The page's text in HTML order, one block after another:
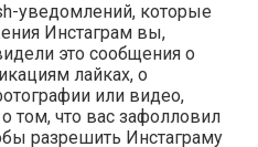
уведомлений, которые
Инстаграм вы,
это сообщения о
лайках, о
или видео,
том, что вас зафолловил
разрешить Инстаграму